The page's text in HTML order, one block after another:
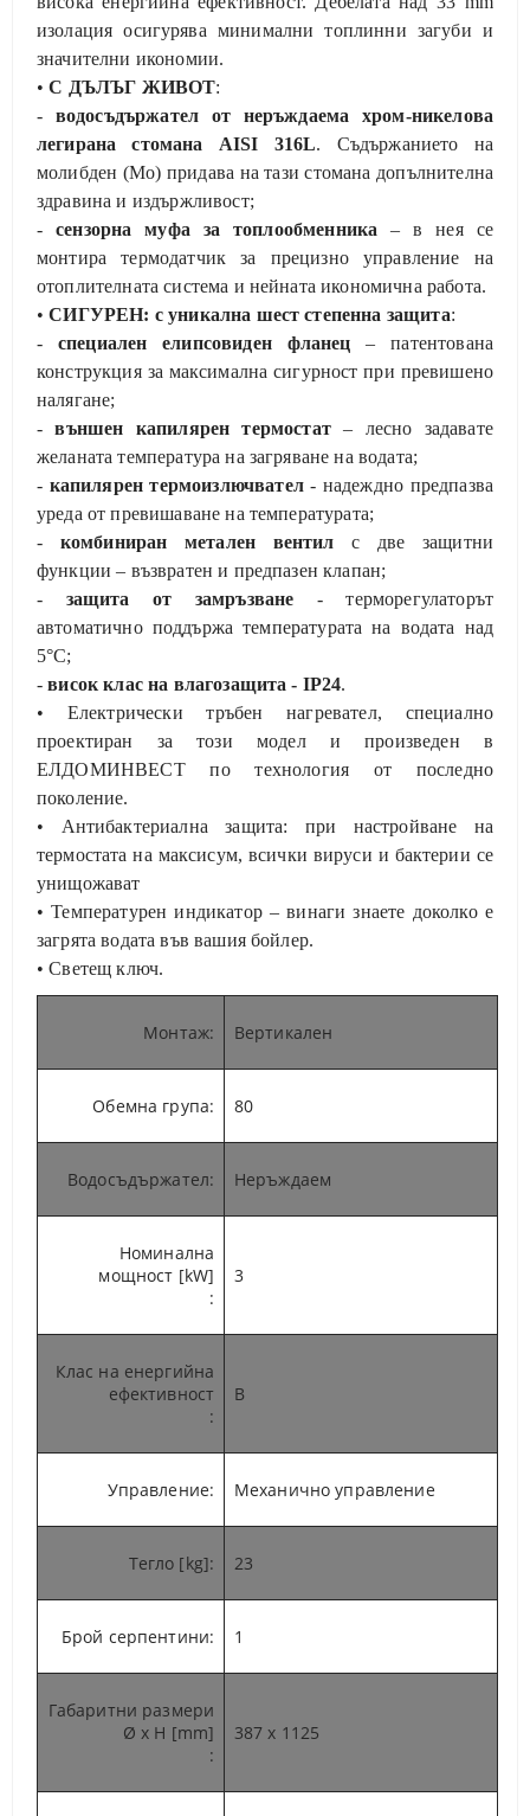
изолация осигурява минимални топлинни загуби и
значителни икономии.
•С ДЪЛЪГ ЖИВОТ:
- водосъдържател от неръждаема хром-никелова
легирана стомана AISI 316L. Съдържанието на
молибден (Мо) придава на тази стомана допълнителна
здравина и издържливост;
-сензорна муфа за топлообменника – в нея се
монтира термодатчик за прецизно управление на
отоплителната система и нейната икономична работа.
•СИГУРЕН: с уникална шест степенна защита:
- специален елипсовиден фланец – патентована
конструкция за максимална сигурност при превишено
налягане;
-външен капилярен термостат– лесно задавате
желаната температура на загряване на водата;
- капилярен термоизлючвател- надеждно предпазва
уреда от превишаване на температурата;
- комбиниран метален вентил с две защитни
функции – възвратен и предпазен клапан;
- защита от замръзване - терморегулаторът
автоматично поддържа температурата на водата над
5°С;
-висок клас на влагозащита - IP24.
• Електрически тръбен нагревател, специално
проектиран за този модел и произведен в
ЕЛДОМИНВЕСТ по технология от последно
поколение.
• Антибактериална защита: при настройване на
термостата на максисум, всички вируси и бактерии се
унищожават
• Температурен индикатор – винаги знаете доколко е
загрята водата във вашия бойлер.
• Светещ ключ.
Монтаж: Вертикален
Обемна група: 80
Водосъдържател: Неръждаем
Номинална
мощност [kW]
:
3
Клас на енергийна
ефективност
:
B
Управление: Механично управление
Тегло [kg]: 23
Брой серпентини: 1
Габаритни размери
Ø x H [mm]
:
387 x 1125